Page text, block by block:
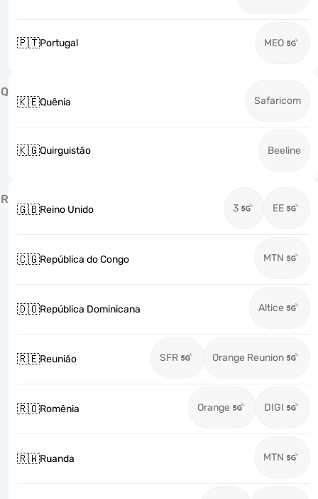
🇵🇹Portugal MEO
Q
🇰🇪Quênia Safaricom
🇰🇬Quirguistão Beeline
R
🇬🇧Reino Unido 3 EE
🇨🇬República do Congo MTN
🇩🇴República Dominicana Altice
🇷🇪Reunião SFR Orange Reunion
🇷🇴Romênia Orange DIGI
🇷🇼Ruanda MTN